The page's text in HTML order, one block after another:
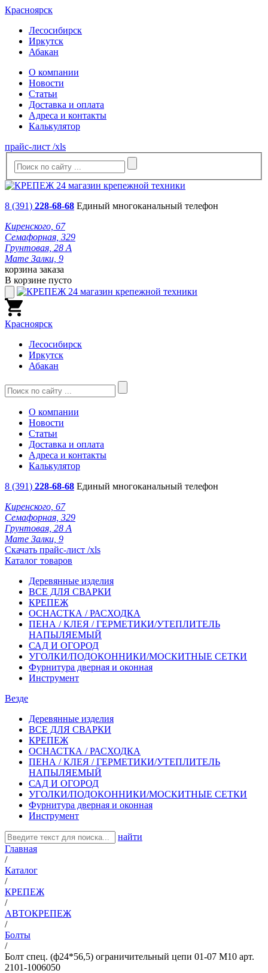
Красноярск
Лесосибирск
Иркутск
Абакан
О компании
Новости
Статьи
Доставка и оплата
Адреса и контакты
Калькулятор
прайс-лист /xls
8 (391) 228-68-68 Единый многоканальный телефон
Киренского, 67
Семафорная, 329
Грунтовая, 28 А
Мате Залки, 9
корзина заказа
В корзине пусто
Красноярск
Лесосибирск
Иркутск
Абакан
О компании
Новости
Статьи
Доставка и оплата
Адреса и контакты
Калькулятор
8 (391) 228-68-68 Единый многоканальный телефон
Киренского, 67
Семафорная, 329
Грунтовая, 28 А
Мате Залки, 9
Скачать прайс-лист /xls
Каталог товаров
Деревянные изделия
ВСЕ ДЛЯ СВАРКИ
КРЕПЕЖ
ОСНАСТКА / РАСХОДКА
ПЕНА / КЛЕЯ / ГЕРМЕТИКИ/УТЕПЛИТЕЛЬ
НАПЫЛЯЕМЫЙ
САД И ОГОРОД
УГОЛКИ/ПОДОКОННИКИ/МОСКИТНЫЕ СЕТКИ
Фурнитура дверная и оконная
Инструмент
Везде
Деревянные изделия
ВСЕ ДЛЯ СВАРКИ
КРЕПЕЖ
ОСНАСТКА / РАСХОДКА
ПЕНА / КЛЕЯ / ГЕРМЕТИКИ/УТЕПЛИТЕЛЬ
НАПЫЛЯЕМЫЙ
САД И ОГОРОД
УГОЛКИ/ПОДОКОННИКИ/МОСКИТНЫЕ СЕТКИ
Фурнитура дверная и оконная
Инструмент
найти
Главная
/
Каталог
/
КРЕПЕЖ
/
АВТОКРЕПЕЖ
/
Болты
/
Болт спец. (ф24*56,5) ограничительный цепи 01-07 М10 арт.
2101-1006050